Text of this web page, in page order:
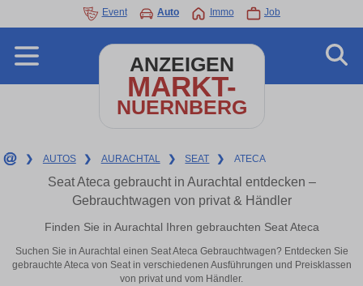
Event Auto Immo Job
ANZEIGEN
MARKT-
NUERNBERG
❯ AUTOS ❯ AURACHTAL ❯ SEAT ❯ ATECA
Seat Ateca gebraucht in Aurachtal entdecken –
Gebrauchtwagen von privat & Händler
Finden Sie in Aurachtal Ihren gebrauchten Seat Ateca
Suchen Sie in Aurachtal einen Seat Ateca Gebrauchtwagen? Entdecken Sie
gebrauchte Ateca von Seat in verschiedenen Ausführungen und Preisklassen
von privat und vom Händler.